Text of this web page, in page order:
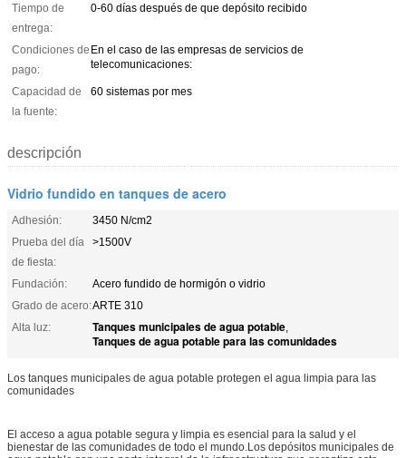
Tiempo de
entrega:
0-60 días después de que depósito recibido
Condiciones de
pago:
En el caso de las empresas de servicios de
telecomunicaciones:
Capacidad de
la fuente:
60 sistemas por mes
descripción
Vidrio fundido en tanques de acero
Adhesión:
3450 N/cm2
Prueba del día
de fiesta:
>1500V
Fundación:
Acero fundido de hormigón o vidrio
Grado de acero:ARTE 310
Alta luz:
Tanques municipales de agua potable,
Tanques de agua potable para las comunidades
Los tanques municipales de agua potable protegen el agua limpia para las
comunidades
El acceso a agua potable segura y limpia es esencial para la salud y el
bienestar de las comunidades de todo el mundo.Los depósitos municipales de